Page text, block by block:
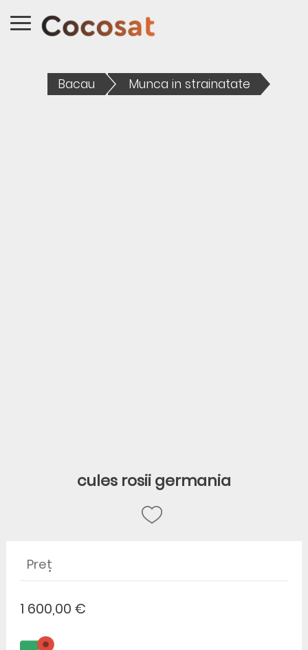
Bacau Munca in strainatate
cules rosii germania
Preț
1 600,00 €